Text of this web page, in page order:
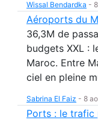
Wissal Bendardka -
Aéroports du
36,3M de
budgets XXL :
Maroc. Entre
ciel en pleine
Sabrina El Faiz - 8
Ports : le trafic